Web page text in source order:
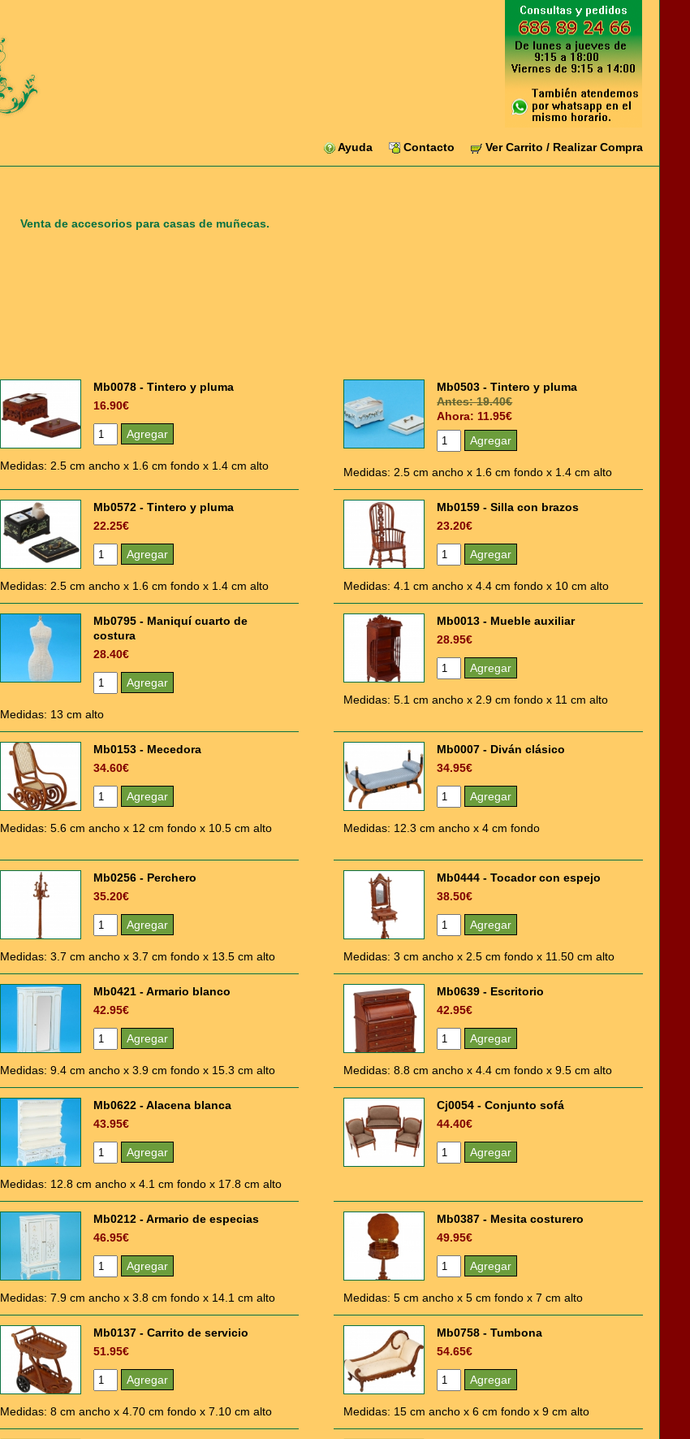
Ver Carrito / Realizar Compra
Contacto
Ayuda
Venta de accesorios para casas de muñecas.
Mb0078 - Tintero y pluma
16.90€
Medidas: 2.5 cm ancho x 1.6 cm fondo x 1.4 cm alto
Mb0503 - Tintero y pluma
Antes: 19.40€
Ahora: 11.95€
Medidas: 2.5 cm ancho x 1.6 cm fondo x 1.4 cm alto
Mb0572 - Tintero y pluma
22.25€
Medidas: 2.5 cm ancho x 1.6 cm fondo x 1.4 cm alto
Mb0159 - Silla con brazos
23.20€
Medidas: 4.1 cm ancho x 4.4 cm fondo x 10 cm alto
Mb0795 - Maniquí cuarto de
costura
28.40€
Medidas: 13 cm alto
Mb0013 - Mueble auxiliar
28.95€
Medidas: 5.1 cm ancho x 2.9 cm fondo x 11 cm alto
Mb0153 - Mecedora
34.60€
Medidas: 5.6 cm ancho x 12 cm fondo x 10.5 cm alto
Mb0007 - Diván clásico
34.95€
Medidas: 12.3 cm ancho x 4 cm fondo
Mb0256 - Perchero
35.20€
Medidas: 3.7 cm ancho x 3.7 cm fondo x 13.5 cm alto
Mb0444 - Tocador con espejo
38.50€
Medidas: 3 cm ancho x 2.5 cm fondo x 11.50 cm alto
Mb0421 - Armario blanco
42.95€
Medidas: 9.4 cm ancho x 3.9 cm fondo x 15.3 cm alto
Mb0639 - Escritorio
42.95€
Medidas: 8.8 cm ancho x 4.4 cm fondo x 9.5 cm alto
Mb0622 - Alacena blanca
43.95€
Medidas: 12.8 cm ancho x 4.1 cm fondo x 17.8 cm alto
Cj0054 - Conjunto sofá
44.40€
Mb0212 - Armario de especias
46.95€
Medidas: 7.9 cm ancho x 3.8 cm fondo x 14.1 cm alto
Mb0387 - Mesita costurero
49.95€
Medidas: 5 cm ancho x 5 cm fondo x 7 cm alto
Mb0137 - Carrito de servicio
51.95€
Medidas: 8 cm ancho x 4.70 cm fondo x 7.10 cm alto
Mb0758 - Tumbona
54.65€
Medidas: 15 cm ancho x 6 cm fondo x 9 cm alto